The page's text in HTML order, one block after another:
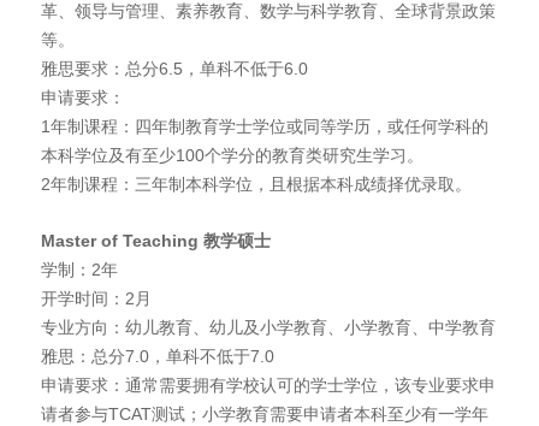
革、领导与管理、素养教育、数学与科学教育、全球背景政策
等。
雅思要求：总分6.5，单科不低于6.0
申请要求：
1年制课程：四年制教育学士学位或同等学历，或任何学科的
本科学位及有至少100个学分的教育类研究生学习。
2年制课程：三年制本科学位，且根据本科成绩择优录取。
Master of Teaching 教学硕士
学制：2年
开学时间：2月
专业方向：幼儿教育、幼儿及小学教育、小学教育、中学教育
雅思：总分7.0，单科不低于7.0
申请要求：通常需要拥有学校认可的学士学位，该专业要求申
请者参与TCAT测试；小学教育需要申请者本科至少有一学年